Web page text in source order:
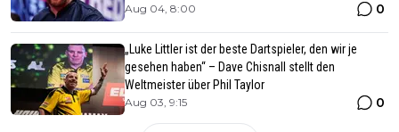
Aug 04, 8:00 0
„Luke Littler ist der beste Dartspieler, den wir je
gesehen haben“ – Dave Chisnall stellt den
Weltmeister über Phil Taylor
Aug 03, 9:15 0